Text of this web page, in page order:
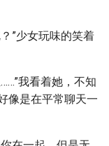
”少女玩味的笑着
我看着她，不知
像是在平常聊天一